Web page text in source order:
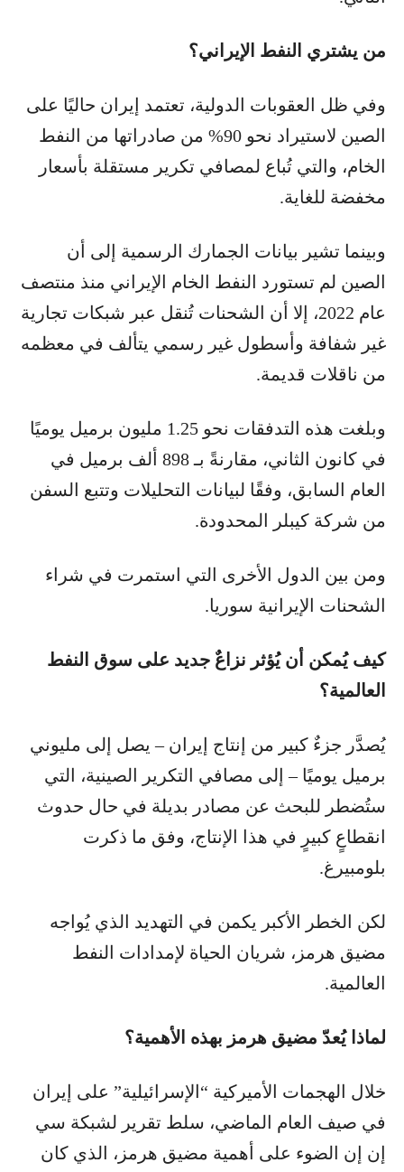
من يشتري النفط الإيراني؟
وفي ظل العقوبات الدولية، تعتمد إيران حاليًا على
الصين لاستيراد نحو 90% من صادراتها من النفط
الخام، والتي تُباع لمصافي تكرير مستقلة بأسعار
مخفضة للغاية.
وبينما تشير بيانات الجمارك الرسمية إلى أن
الصين لم تستورد النفط الخام الإيراني منذ منتصف
عام 2022، إلا أن الشحنات تُنقل عبر شبكات تجارية
غير شفافة وأسطول غير رسمي يتألف في معظمه
من ناقلات قديمة.
وبلغت هذه التدفقات نحو 1.25 مليون برميل يوميًا
في كانون الثاني، مقارنةً بـ 898 ألف برميل في
العام السابق، وفقًا لبيانات التحليلات وتتبع السفن
من شركة كيبلر المحدودة.
ومن بين الدول الأخرى التي استمرت في شراء
الشحنات الإيرانية سوريا.
كيف يُمكن أن يُؤثر نزاعٌ جديد على سوق النفط
العالمية؟
يُصدَّر جزءٌ كبير من إنتاج إيران – يصل إلى مليوني
برميل يوميًا – إلى مصافي التكرير الصينية، التي
ستُضطر للبحث عن مصادر بديلة في حال حدوث
انقطاعٍ كبيرٍ في هذا الإنتاج، وفق ما ذكرت
بلومبيرغ.
لكن الخطر الأكبر يكمن في التهديد الذي يُواجه
مضيق هرمز، شريان الحياة لإمدادات النفط
العالمية.
لماذا يُعدّ مضيق هرمز بهذه الأهمية؟
خلال الهجمات الأميركية “الإسرائيلية” على إيران
في صيف العام الماضي، سلط تقرير لشبكة سي
إن إن الضوء على أهمية مضيق هرمز، الذي كان